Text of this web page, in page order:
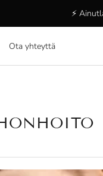
⚡
Ota yhteyttä